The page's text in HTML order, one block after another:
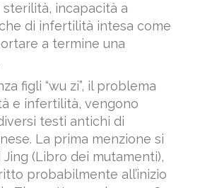
incapacità a
di infertilità intesa come
a termine una
figli “wu zi”, il problema
e infertilità, vengono
testi antichi di
La prima menzione si
Jing (Libro dei mutamenti),
probabilmente all’inizio